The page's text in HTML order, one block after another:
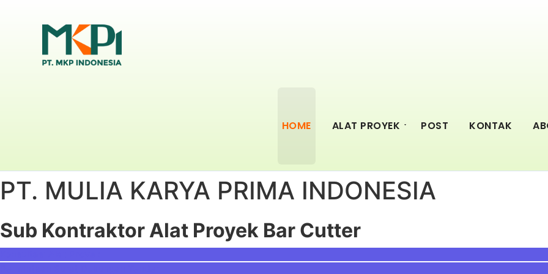
HOME ALAT PROYEK POST KONTAK
PT. MULIA KARYA PRIMA INDONESIA
Sub Kontraktor Alat Proyek Bore Pile